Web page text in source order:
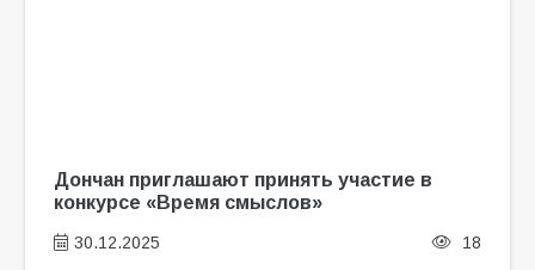
Дончан приглашают принять участие в
конкурсе «Время смыслов»
30.12.2025 18